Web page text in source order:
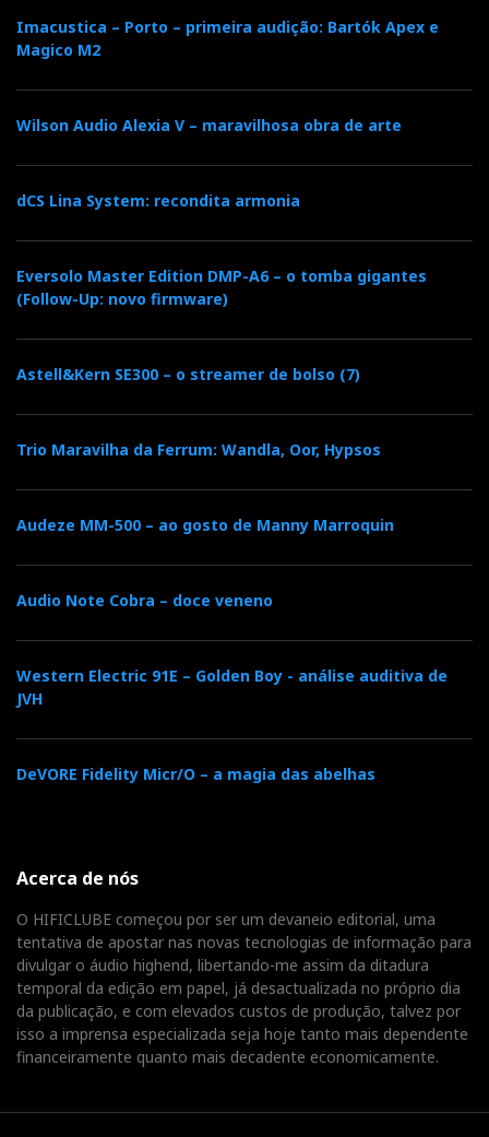
Imacustica – Porto – primeira audição: Bartók Apex e
Magico M2
Wilson Audio Alexia V – maravilhosa obra de arte
dCS Lina System: recondita armonia
Eversolo Master Edition DMP-A6 – o tomba gigantes
(Follow-Up: novo firmware)
Astell&Kern SE300 – o streamer de bolso (7)
Trio Maravilha da Ferrum: Wandla, Oor, Hypsos
Audeze MM-500 – ao gosto de Manny Marroquin
Audio Note Cobra – doce veneno
Western Electric 91E – Golden Boy - análise auditiva de
JVH
DeVORE Fidelity Micr/O – a magia das abelhas
Acerca de nós
O HIFICLUBE começou por ser um devaneio editorial, uma
tentativa de apostar nas novas tecnologias de informação para
divulgar o áudio highend, libertando-me assim da ditadura
temporal da edição em papel, já desactualizada no próprio dia
da publicação, e com elevados custos de produção, talvez por
isso a imprensa especializada seja hoje tanto mais dependente
financeiramente quanto mais decadente economicamente.